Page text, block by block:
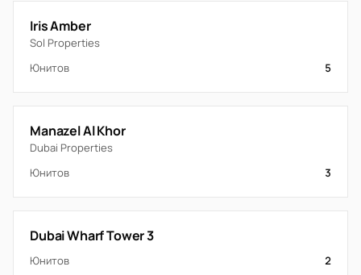
Iris Amber
Sol Properties
Юнитов
5
Manazel Al Khor
Dubai Properties
Юнитов
3
Dubai Wharf Tower 3
Юнитов 2